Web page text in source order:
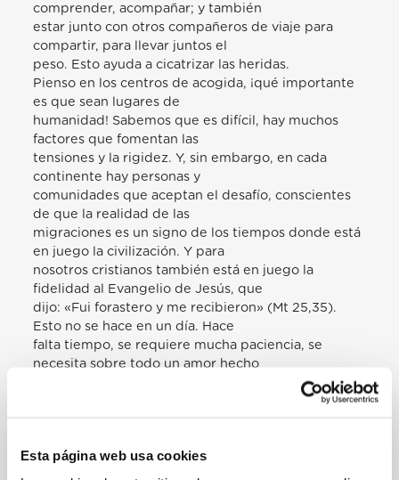
Esta página web usa cookies
comprender, acompañar; y también
estar junto con otros compañeros de viaje para
compartir, para llevar juntos el
peso. Esto ayuda a cicatrizar las heridas.
Pienso en los centros de acogida, ¡qué importante
es que sean lugares de
humanidad! Sabemos que es difícil, hay muchos
factores que fomentan las
tensiones y la rigidez. Y, sin embargo, en cada
continente hay personas y
comunidades que aceptan el desafío, conscientes
de que la realidad de las
migraciones es un signo de los tiempos donde está
en juego la civilización. Y para
nosotros cristianos también está en juego la
fidelidad al Evangelio de Jesús, que
dijo: «Fui forastero y me recibieron» (Mt 25,35).
Esto no se hace en un día. Hace
falta tiempo, se requiere mucha paciencia, se
necesita sobre todo un amor hecho
de cercanía, ternura y compasión, como es el amor
Malta y han dado vida a este Centro. ¡Hagámoslo
con un aplauso, todos juntos!